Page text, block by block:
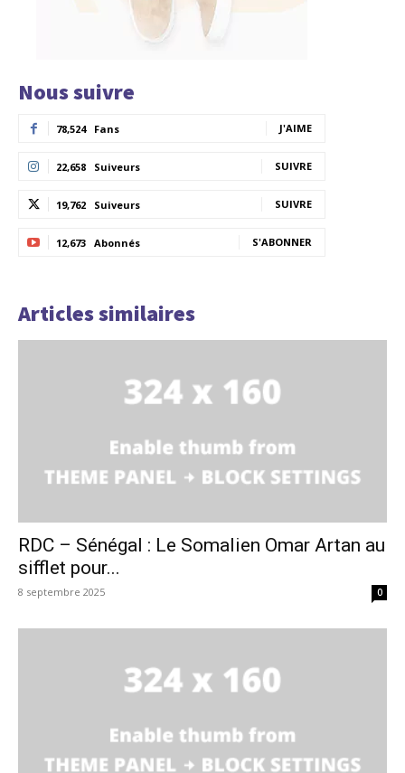
Nous suivre
78,524 Fans J'AIME
22,658 Suiveurs SUIVRE
19,762 Suiveurs SUIVRE
12,673 Abonnés S'ABONNER
Articles similaires
RDC – Sénégal : Le Somalien Omar Artan au
sifflet pour...
8 septembre 2025 0